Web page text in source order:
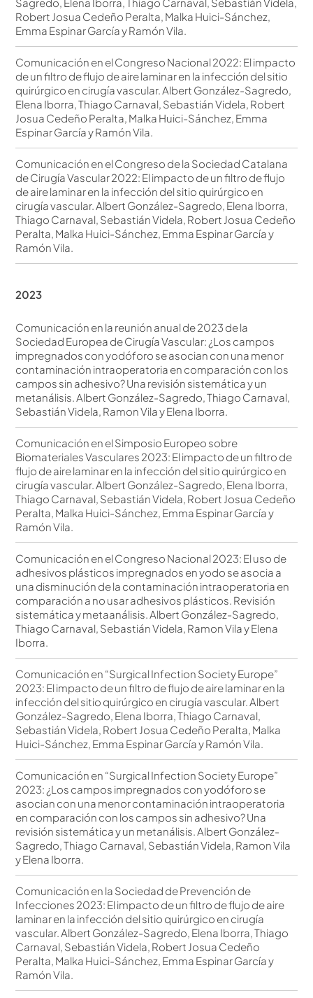
Robert Josua Cedeño Peralta, Malka Huici-Sánchez,
Emma Espinar García y Ramón Vila.
Comunicación en el Congreso Nacional 2022: El impacto
de un filtro de flujo de aire laminar en la infección del sitio
quirúrgico en cirugía vascular. Albert González-Sagredo,
Elena Iborra, Thiago Carnaval, Sebastián Videla, Robert
Josua Cedeño Peralta, Malka Huici-Sánchez, Emma
Espinar García y Ramón Vila.
Comunicación en el Congreso de la Sociedad Catalana
de Cirugía Vascular 2022: El impacto de un filtro de flujo
de aire laminar en la infección del sitio quirúrgico en
cirugía vascular. Albert González-Sagredo, Elena Iborra,
Thiago Carnaval, Sebastián Videla, Robert Josua Cedeño
Peralta, Malka Huici-Sánchez, Emma Espinar García y
Ramón Vila.
2023
Comunicación en la reunión anual de 2023 de la
Sociedad Europea de Cirugía Vascular: ¿Los campos
impregnados con yodóforo se asocian con una menor
contaminación intraoperatoria en comparación con los
campos sin adhesivo? Una revisión sistemática y un
metanálisis. Albert González-Sagredo, Thiago Carnaval,
Sebastián Videla, Ramon Vila y Elena Iborra.
Comunicación en el Simposio Europeo sobre
Biomateriales Vasculares 2023: El impacto de un filtro de
flujo de aire laminar en la infección del sitio quirúrgico en
cirugía vascular. Albert González-Sagredo, Elena Iborra,
Thiago Carnaval, Sebastián Videla, Robert Josua Cedeño
Peralta, Malka Huici-Sánchez, Emma Espinar García y
Ramón Vila.
Comunicación en el Congreso Nacional 2023: El uso de
adhesivos plásticos impregnados en yodo se asocia a
una disminución de la contaminación intraoperatoria en
comparación a no usar adhesivos plásticos. Revisión
sistemática y metaanálisis. Albert González-Sagredo,
Thiago Carnaval, Sebastián Videla, Ramon Vila y Elena
Iborra.
Comunicación en “Surgical Infection Society Europe”
2023: El impacto de un filtro de flujo de aire laminar en la
infección del sitio quirúrgico en cirugía vascular. Albert
González-Sagredo, Elena Iborra, Thiago Carnaval,
Sebastián Videla, Robert Josua Cedeño Peralta, Malka
Huici-Sánchez, Emma Espinar García y Ramón Vila.
Comunicación en “Surgical Infection Society Europe”
2023: ¿Los campos impregnados con yodóforo se
asocian con una menor contaminación intraoperatoria
en comparación con los campos sin adhesivo? Una
revisión sistemática y un metanálisis. Albert González-
Sagredo, Thiago Carnaval, Sebastián Videla, Ramon Vila
y Elena Iborra.
Comunicación en la Sociedad de Prevención de
Infecciones 2023: El impacto de un filtro de flujo de aire
laminar en la infección del sitio quirúrgico en cirugía
vascular. Albert González-Sagredo, Elena Iborra, Thiago
Carnaval, Sebastián Videla, Robert Josua Cedeño
Peralta, Malka Huici-Sánchez, Emma Espinar García y
Ramón Vila.